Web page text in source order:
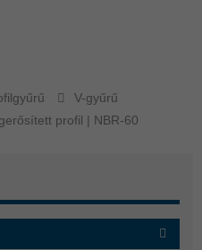
V-gyűrű
profil | NBR-60